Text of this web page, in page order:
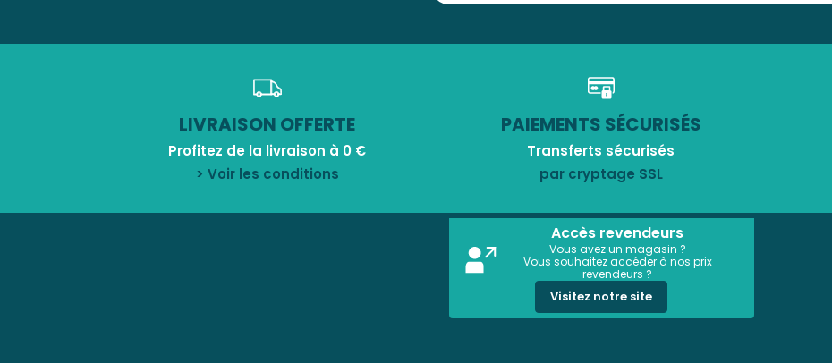
LIVRAISON OFFERTE
Profitez de la livraison à 0 €
> Voir les conditions
PAIEMENTS SÉCURISÉS
Transferts sécurisés
par cryptage SSL
Accès revendeurs
Vous avez un magasin ?
Vous souhaitez accéder à nos prix
revendeurs ?
Visitez notre site